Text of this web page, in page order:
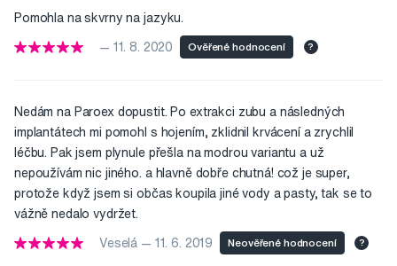
Pomohla na skvrny na jazyku.
— 11. 8. 2020 Ověřené hodnocení ?
Nedám na Paroex dopustit. Po extrakci zubu a následných
implantátech mi pomohl s hojením, zklidnil krvácení a zrychlil
léčbu. Pak jsem plynule přešla na modrou variantu a už
nepoužívám nic jiného. a hlavně dobře chutná! což je super,
protože když jsem si občas koupila jiné vody a pasty, tak se to
vážně nedalo vydržet.
Veselá — 11. 6. 2019 Neověřené hodnocení ?